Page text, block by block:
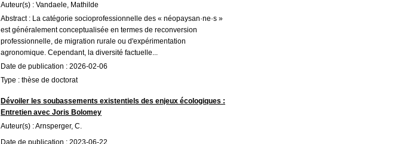
Auteur(s) : Vandaele, Mathilde
Abstract : La catégorie socioprofessionnelle des « néopaysan·ne·s »
est généralement conceptualisée en termes de reconversion
professionnelle, de migration rurale ou d'expérimentation
agronomique. Cependant, la diversité factuelle...
Date de publication : 2026-02-06
Type : thèse de doctorat
Dévoiler les soubassements existentiels des enjeux écologiques :
Entretien avec Joris Bolomey
Auteur(s) : Arnsperger, C.
Date de publication : 2023-06-22